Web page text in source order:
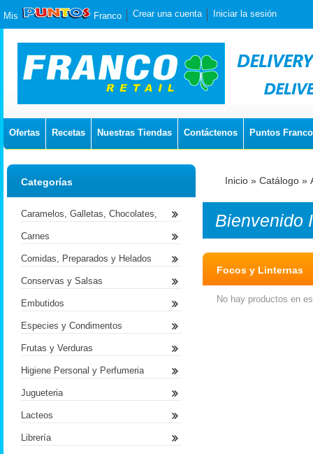
Mis Franco Crear una cuenta Iniciar la sesión
Ofertas Recetas Nuestras Tiendas Contáctenos Puntos Franco
Inicio » Catálogo »
Bienvenido
Focos y Linternas
No hay productos en
Categorías
Caramelos, Galletas, Chocolates,
Carnes
Comidas, Preparados y Helados
Conservas y Salsas
Embutidos
Especies y Condimentos
Frutas y Verduras
Higiene Personal y Perfumeria
Jugueteria
Lacteos
Librería